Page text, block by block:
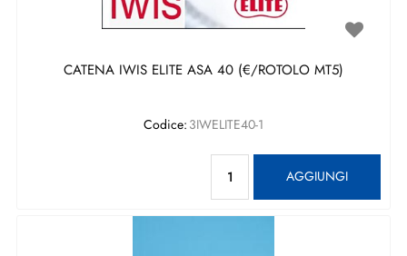
CATENA IWIS ELITE ASA 40 (€/ROTOLO MT5)
Codice: 3IWELITE40-1
AGGIUNGI